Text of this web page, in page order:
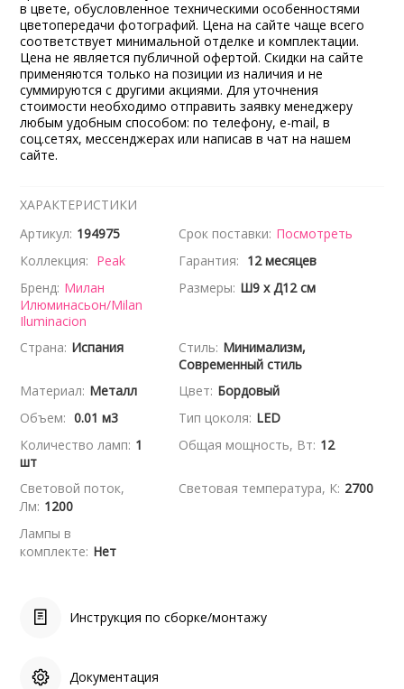
в цвете, обусловленное техническими особенностями
цветопередачи фотографий. Цена на сайте чаще всего
соответствует минимальной отделке и комплектации.
Цена не является публичной офертой. Скидки на сайте
применяются только на позиции из наличия и не
суммируются с другими акциями. Для уточнения
стоимости необходимо отправить заявку менеджеру
любым удобным способом: по телефону, e-mail, в
соц.сетях, мессенджерах или написав в чат на нашем
сайте.
ХАРАКТЕРИСТИКИ
Артикул: 194975 Срок поставки: Посмотреть
Коллекция: Peak Гарантия: 12 месяцев
Бренд: Милан
Илюминасьон/Milan
Iluminacion
Размеры: Ш9 x Д12 см
Страна: Испания Стиль: Минимализм,
Современный стиль
Материал: Металл Цвет: Бордовый
Объем: 0.01 м3 Тип цоколя: LED
Количество ламп: 1
шт
Общая мощность, Вт: 12
Световой поток,
Лм: 1200
Световая температура, К: 2700
Лампы в
комплекте: Нет
Инструкция по сборке/монтажу
Документация